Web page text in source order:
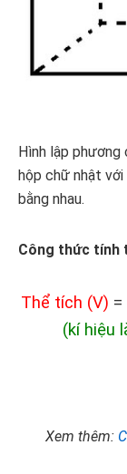
Hình lập
hộp chữ nhật
bằng nhau.
Công thức tính
Thể tích (V) =
(kí hiệu
Xem thêm: